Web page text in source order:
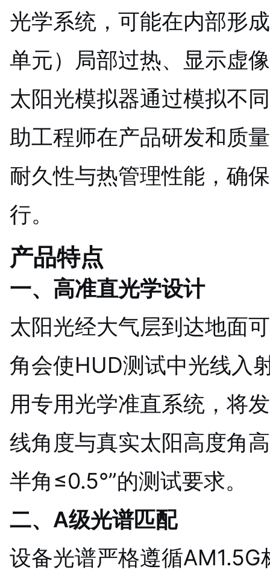
光学系统，可能在内部形
单元）局部过热、显示虚
太阳光模拟器通过模拟不
助工程师在产品研发和质
耐久性与热管理性能，确
行。
产品特点
一、高准直光学设计
太阳光经大气层到达地面
角会使HUD测试中光线入
用专用光学准直系统，将
线角度与真实太阳高度角
半角≤0.5°”的测试要求。
二、A级光谱匹配
设备光谱严格遵循